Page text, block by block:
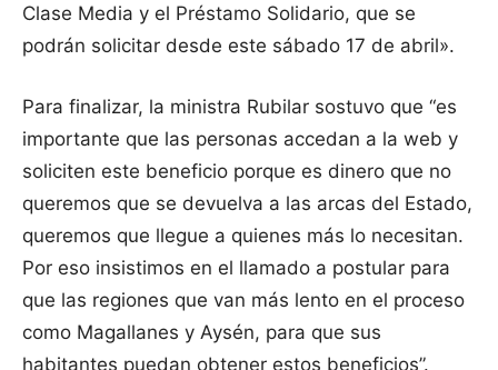
Clase Media y el Préstamo Solidario, que se
podrán solicitar desde este sábado 17 de abril».
Para finalizar, la ministra Rubilar sostuvo que “es
importante que las personas accedan a la web y
soliciten este beneficio porque es dinero que no
queremos que se devuelva a las arcas del Estado,
queremos que llegue a quienes más lo necesitan.
Por eso insistimos en el llamado a postular para
que las regiones que van más lento en el proceso
como Magallanes y Aysén, para que sus
habitantes puedan obtener estos beneficios”.